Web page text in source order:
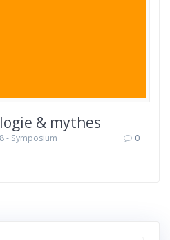
& mythes
- Symposium
0